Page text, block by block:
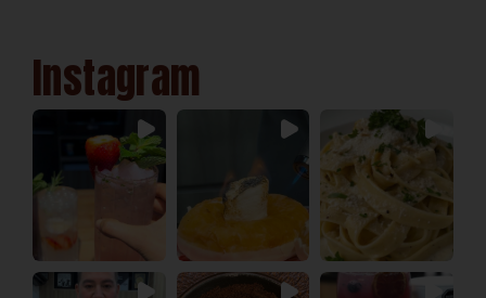
Instagram